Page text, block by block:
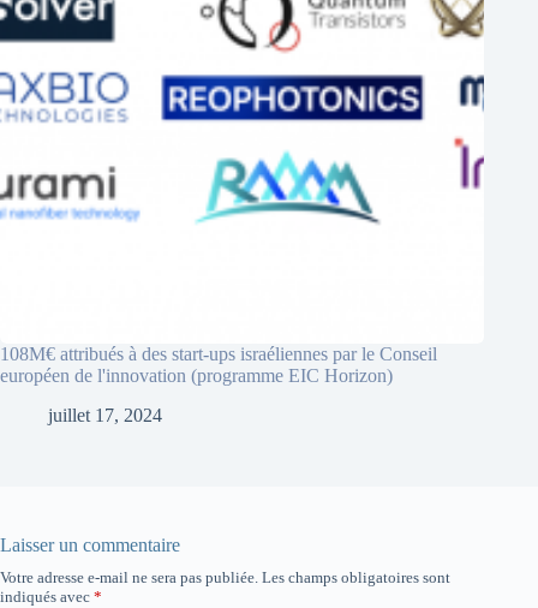
108M€ attribués à des start-ups israéliennes par le Conseil
européen de l'innovation (programme EIC Horizon)
juillet 17, 2024
Laisser un commentaire
Votre adresse e-mail ne sera pas publiée. Les champs obligatoires sont
indiqués avec *